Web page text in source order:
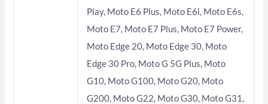
Play, Moto E6 Plus, Moto E6i, Moto E6s,
Moto E7, Moto E7 Plus, Moto E7 Power,
Moto Edge 20, Moto Edge 30, Moto
Edge 30 Pro, Moto G 5G Plus, Moto
G10, Moto G100, Moto G20, Moto
G200, Moto G22, Moto G30, Moto G31,